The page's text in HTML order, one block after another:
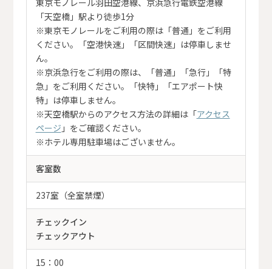
「天空橋」駅より徒歩1分
※東京モノレールをご利用の際は「普通」をご利用
ください。「空港快速」「区間快速」は停車しませ
ん。
※京浜急行をご利用の際は、「普通」「急行」「特
急」をご利用ください。「快特」「エアポート快
特」は停車しません。
※天空橋駅からのアクセス方法の詳細は「アクセス
ページ 」をご確認ください。
※ホテル専用駐車場はございません。
客室数
237室（全室禁煙）
チェックイン
チェックアウト
15：00